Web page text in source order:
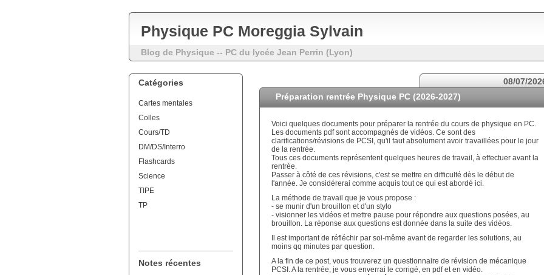
Physique PC Moreggia Sylvain
Blog de Physique -- PC du lycée Jean Perrin (Lyon)
Catégories
Cartes mentales
Colles
Cours/TD
DM/DS/Interro
Flashcards
Science
TIPE
TP
Notes récentes
08/07/
Préparation rentrée Physique PC (2026-2027)
Voici quelques documents pour préparer la rentrée du cours de physique en PC.
Les documents pdf sont accompagnés de vidéos. Ce sont des
clarifications/révisions de PCSI, qu'il faut absolument avoir travaillées pour le jour
de la rentrée.
Tous ces documents représentent quelques heures de travail, à effectuer avant la
rentrée.
Passer à côté de ces révisions, c'est se mettre en difficulté dès le début de
l'année. Je considérerai comme acquis tout ce qui est abordé ici.
La méthode de travail que je vous propose :
- se munir d'un brouillon et d'un stylo
- visionner les vidéos et mettre pause pour répondre aux questions posées, au
brouillon. La réponse aux questions est donnée dans la suite des vidéos.
Il est important de réfléchir par soi-même avant de regarder les solutions, au
moins qq minutes par question.
A la fin de ce post, vous trouverez un questionnaire de révision de mécanique
PCSI. A la rentrée, je vous enverrai le corrigé, en pdf et en vidéo.